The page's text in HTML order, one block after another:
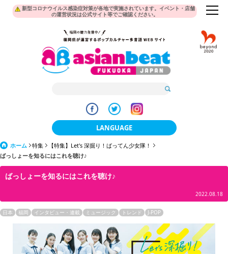
新型コロナウイルス感染症対策が各地で実施されています。イベント・店舗
の運営状況は公式サイト等でご確認ください。
LANGUAGE
日本語
한국어
繁體中文
English
ภาษาไทย
ホーム 特集
【特集】Let's 深掘り！ばってん少女隊！
ばっしょーを知るにはこれを聴け♪
ばっしょーを知るにはこれを聴け♪
2022.08.18
日本 福岡 インタビュー・連載 ミュージック トレンド J-POP